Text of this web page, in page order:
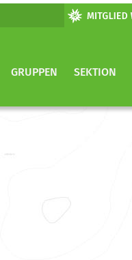
GRUPPEN SEKTION